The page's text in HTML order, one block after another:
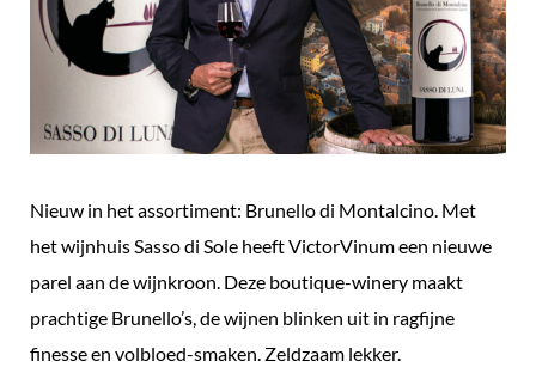
Nieuw in het assortiment: Brunello di Montalcino. Met
het wijnhuis Sasso di Sole heeft VictorVinum een nieuwe
parel aan de wijnkroon. Deze boutique-winery maakt
prachtige Brunello’s, de wijnen blinken uit in ragfijne
finesse en volbloed-smaken. Zeldzaam lekker.